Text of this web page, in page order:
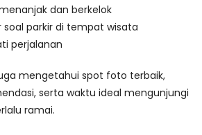
dan berkelok
parkir di tempat wisata
perjalanan
mengetahui spot foto terbaik,
serta waktu ideal mengunjungi
ramai.